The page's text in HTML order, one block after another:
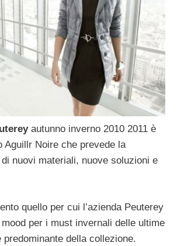
autunno inverno 2010 2011 è
Aguillr Noire che prevede la
nuovi materiali, nuove soluzioni e
quello per cui l’azienda Peuterey
per i must invernali delle ultime
della collezione.